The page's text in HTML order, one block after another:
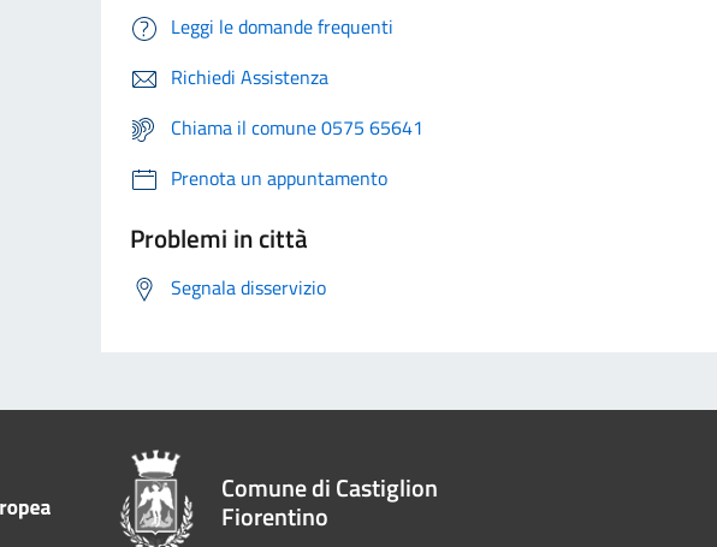
Leggi le domande frequenti
Richiedi Assistenza
Chiama il comune 0575 65641
Prenota un appuntamento
Problemi in città
Segnala disservizio
Comune di Castiglion
Fiorentino